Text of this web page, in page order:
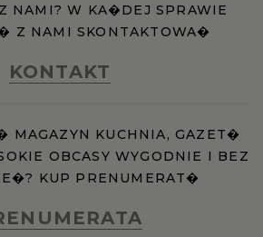
NAMI? W KA�DEJ SPRAWIE
Z NAMI SKONTAKTOWA�
KONTAKT
MAGAZYN KUCHNIA, GAZET�
OBCASY WYGODNIE I BEZ
KUP PRENUMERAT�